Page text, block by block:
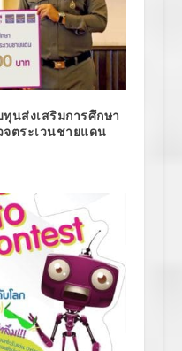
นส่งเสริมการศึกษา
จตระเวนชายแดน